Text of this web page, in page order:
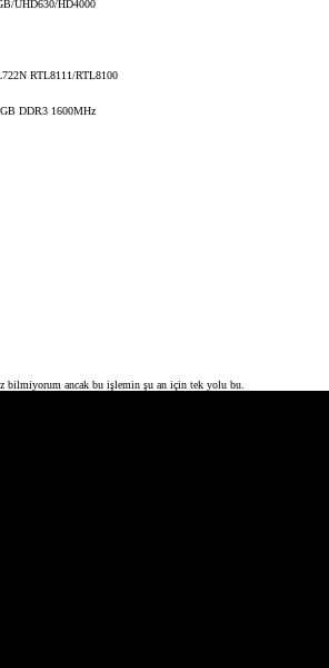
UHD630/HD4000
RTL8111/RTL8100
DDR3 1600MHz
bilmiyorum ancak bu işlemin şu an için tek yolu bu.